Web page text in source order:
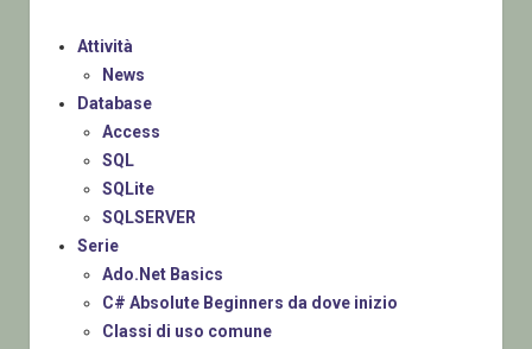
Attività
News
Database
Access
SQL
SQLite
SQLSERVER
Serie
Ado.Net Basics
C# Absolute Beginners da dove inizio
Classi di uso comune